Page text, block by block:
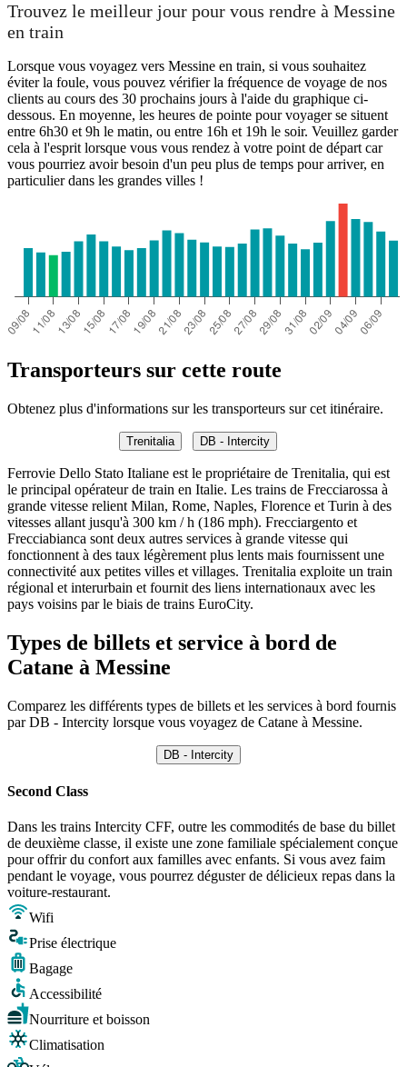
Trouvez le meilleur jour pour vous rendre à Messine
en train
Lorsque vous voyagez vers Messine en train, si vous souhaitez
éviter la foule, vous pouvez vérifier la fréquence de voyage de nos
clients au cours des 30 prochains jours à l'aide du graphique ci-
dessous. En moyenne, les heures de pointe pour voyager se situent
entre 6h30 et 9h le matin, ou entre 16h et 19h le soir. Veuillez garder
cela à l'esprit lorsque vous vous rendez à votre point de départ car
vous pourriez avoir besoin d'un peu plus de temps pour arriver, en
particulier dans les grandes villes !
Transporteurs sur cette route
Obtenez plus d'informations sur les transporteurs sur cet itinéraire.
Trenitalia DB - Intercity
Ferrovie Dello Stato Italiane est le propriétaire de Trenitalia, qui est
le principal opérateur de train en Italie. Les trains de Frecciarossa à
grande vitesse relient Milan, Rome, Naples, Florence et Turin à des
vitesses allant jusqu'à 300 km / h (186 mph). Frecciargento et
Frecciabianca sont deux autres services à grande vitesse qui
fonctionnent à des taux légèrement plus lents mais fournissent une
connectivité aux petites villes et villages. Trenitalia exploite un train
régional et interurbain et fournit des liens internationaux avec les
pays voisins par le biais de trains EuroCity.
Types de billets et service à bord de
Catane à Messine
Comparez les différents types de billets et les services à bord fournis
par DB - Intercity lorsque vous voyagez de Catane à Messine.
DB - Intercity
Second Class
Dans les trains Intercity CFF, outre les commodités de base du billet
de deuxième classe, il existe une zone familiale spécialement conçue
pour offrir du confort aux familles avec enfants. Si vous avez faim
pendant le voyage, vous pourrez déguster de délicieux repas dans la
voiture-restaurant.
Wifi
Prise électrique
Bagage
Accessibilité
Nourriture et boisson
Climatisation